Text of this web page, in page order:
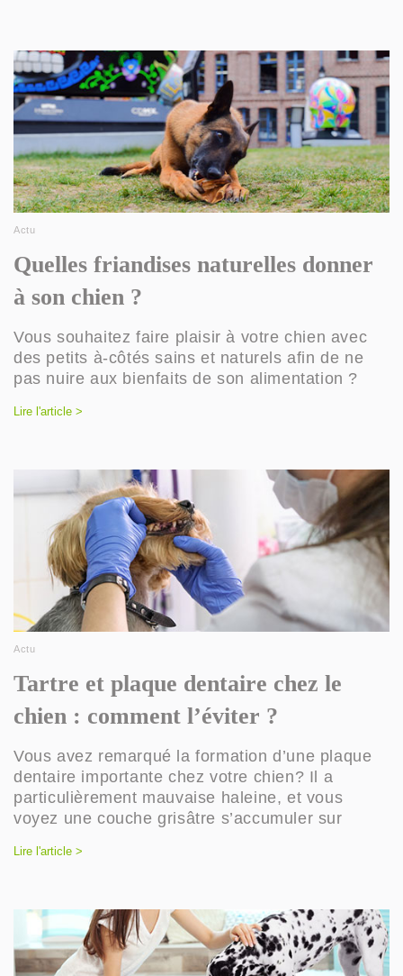
Actu
Quelles friandises naturelles donner
à son chien ?
Vous souhaitez faire plaisir à votre chien avec
des petits à-côtés sains et naturels afin de ne
pas nuire aux bienfaits de son alimentation ?
Lire l'article >
Actu
Tartre et plaque dentaire chez le
chien : comment l’éviter ?
Vous avez remarqué la formation d’une plaque
dentaire importante chez votre chien? Il a
particulièrement mauvaise haleine, et vous
voyez une couche grisâtre s’accumuler sur
Lire l'article >